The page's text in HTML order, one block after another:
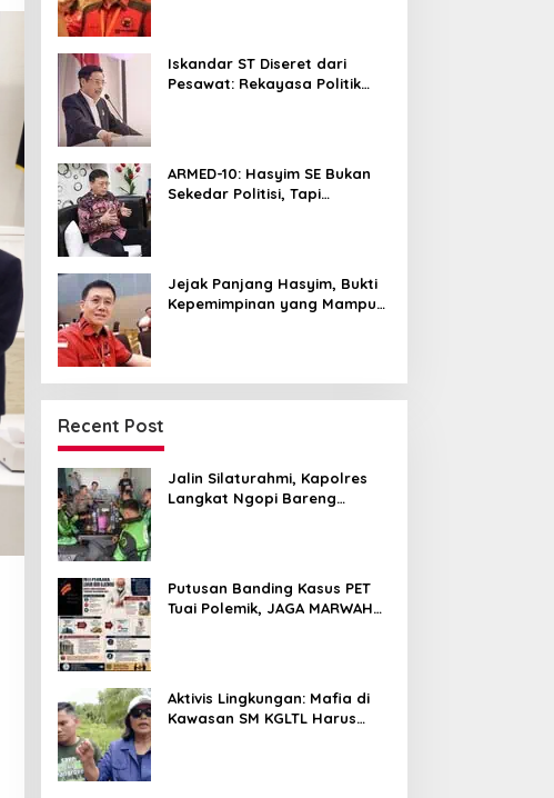
Iskandar ST Diseret dari
Pesawat: Rekayasa Politik
ARMED-10: Hasyim SE Bukan
Sekedar Politisi, Tapi
Jejak Panjang Hasyim, Bukti
Kepemimpinan yang Mampu
Recent Post
Jalin Silaturahmi, Kapolres
Langkat Ngopi Bareng
Putusan Banding Kasus PET
Tuai Polemik, JAGA MARWAH
Aktivis Lingkungan: Mafia di
Kawasan SM KGLTL Harus